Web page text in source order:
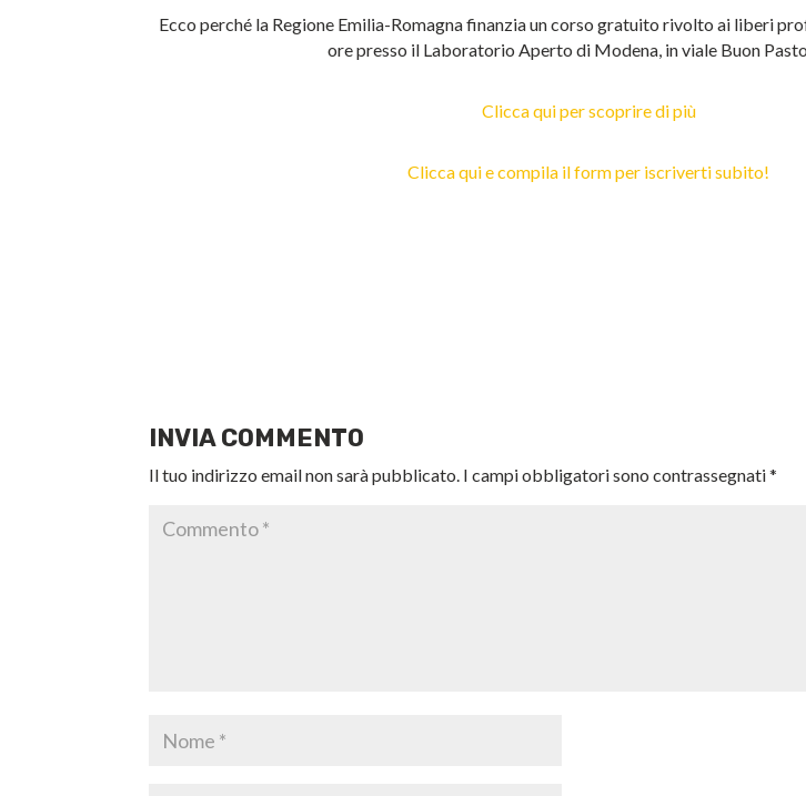
Ecco perché la Regione Emilia-Romagna finanzia un corso gratuito rivolto ai liberi
ore presso il Laboratorio Aperto di Modena, in viale Buon
Clicca qui per scoprire di più
Clicca qui e compila il form per iscriverti subito!
INVIA COMMENTO
Il tuo indirizzo email non sarà pubblicato. I campi obbligatori sono contrassegnati*